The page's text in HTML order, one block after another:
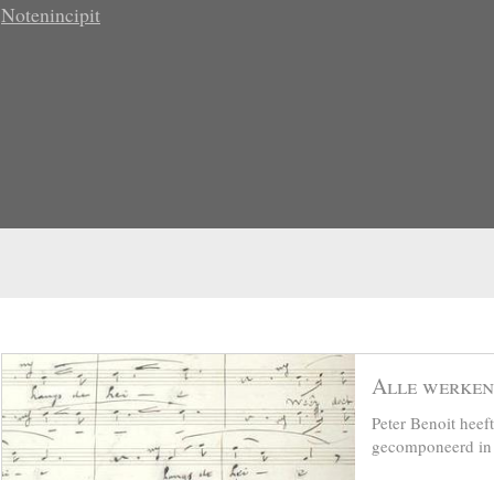
Notenincipit
Alle werken
Peter Benoit
gecomponeerd